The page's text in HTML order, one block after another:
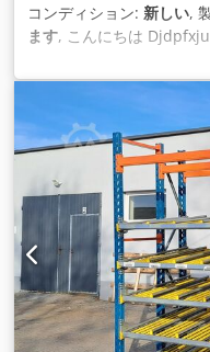
コンディション: 新しい,
ます, こんにちは
タイヤトロリー（
車は、車輪のセットを保
す。 寸法
はこれらのトロリーのメ
す。 台車価格 310ユーロ/